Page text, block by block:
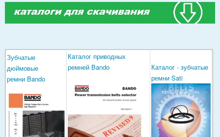
Зубчатые
дюймовые
ремни Bando
Каталог приводных
ремней Bando
Каталог - зубчатые
ремни Sati